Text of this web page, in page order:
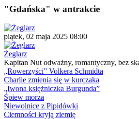
"Gdańska" w antrakcie
piątek, 02 maja 2025 08:00
Żeglarz
Kapitan Nut odważny, romantyczny, bez
„Rowerzyści” Volkera Schmidta
Charlie zmienia się w kurczaka
„Iwona księżniczka Burgunda”
Śpiew morza
Niewolnice z Pipidówki
Ciemności kryją ziemię